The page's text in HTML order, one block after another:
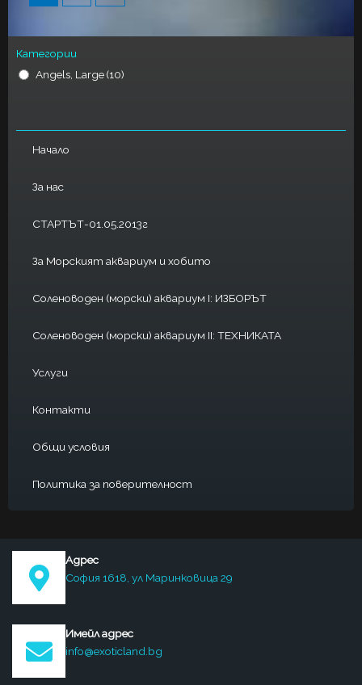
Категории
Angels, Large(10)
Начало
За нас
СТАРТЪТ-01.05.2013г
За Морският аквариум и хобито
Соленоводен (морски) аквариум I: ИЗБОРЪТ
Соленоводен (морски) аквариум II: ТЕХНИКАТА
Услуги
Контакти
Общи условия
Политика за поверителност
Адрес
София 1618, ул Маринковица 29
Имейл адрес
info@exoticland.bg